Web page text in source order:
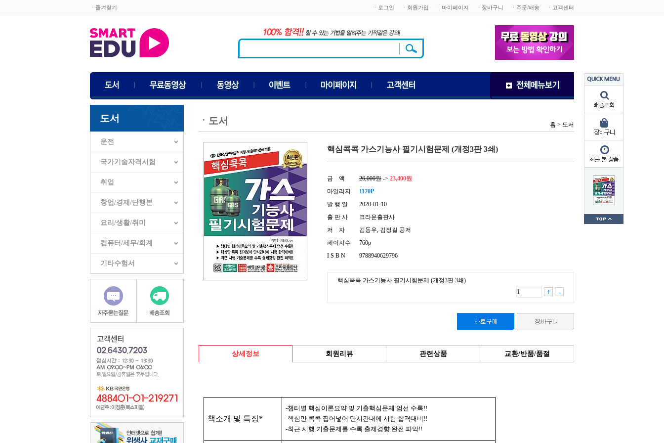
ㆍ즐겨찾기 ㆍ로그인 ㆍ회원가입 ㆍ마이페이지 ㆍ장바구니 ㆍ주문/배송 ㆍ고객센터
도서
운전
국가기술자격시험
취업
창업/경제/단행본
요리/생활/취미
컴퓨터/세무/회계
기타수험서
ㆍ 도서 홈 > 도서
핵심콕콕 가스기능사 필기시험문제 (개정3판 3쇄)
금 액 26,000원 -> 23,400원
마일리지
1170P
발 행 일
2020-01-10
출 판 사
크라운출판사
저 자
김동우, 김정길 공저
페이지수
760p
I S B N
9788940629796
핵심콕콕 가스기능사 필기시험문제 (개정3판 3쇄)
+ -
상세정보 회원리뷰 관련상품 교환/반품/품절
책소개 및 특징*
-챕터별 핵심이론요약 및 기출핵심문제 엄선 수록!!
-핵심만 콕콕 집어넣어 단시간내에 시험 합격대비 !!
-최근 시행 기출문제를 수록 출제경향 완전 파악!!